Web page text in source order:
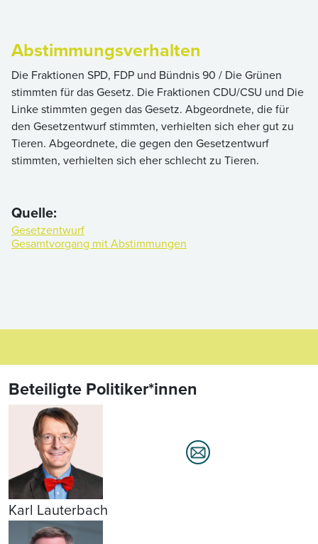
Abstimmungsverhalten
Die Fraktionen SPD, FDP und Bündnis 90 / Die Grünen
stimmten für das Gesetz. Die Fraktionen CDU/CSU und Die
Linke stimmten gegen das Gesetz. Abgeordnete, die für
den Gesetzentwurf stimmten, verhielten sich eher gut zu
Tieren. Abgeordnete, die gegen den Gesetzentwurf
stimmten, verhielten sich eher schlecht zu Tieren.
Quelle:
Gesetzentwurf
Gesamtvorgang mit Abstimmungen
Beteiligte Politiker*innen
Karl Lauterbach